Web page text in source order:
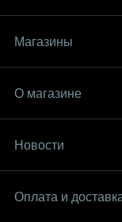
Магазины
О магазине
Новости
Оплата и